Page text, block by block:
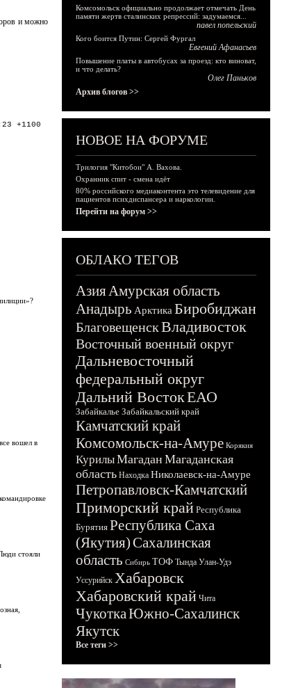
и можно
+1100
вошел в
стояли
Комсомольск официально продолжает отмечать День
памяти жертв сталинских репрессий: задумаемся...
павел попельский
Кого боится Путин: Сергей Фургал
Евгений Афанасьев
Повышение платы в автобусах за проезд: кто виноват,
и что делать?
Олег Паньков
Архив блогов >>
НОВОЕ НА ФОРУМЕ
Трилогия "Китобои" А. Вахова.
Охранник спит - смена идёт
80% российского медиаконтента это телевидение для
пациентов психдиспансера и наркологии.
Перейти на форум >>
ОБЛАКО ТЕГОВ
АзияАмурская область
Анадырь Арктика Биробиджан
БлаговещенскВладивосток
Восточный военный округ
Дальневосточный
федеральный округ
Дальний ВостокЕАО
Забайкалье Забайкальский край
Камчатский край
Комсомольск-на-Амуре Корякия
КурилыМагадан Магаданская
область Находка Николаевск-на-Амуре
Петропавловск-Камчатский
Приморский край Республика
Бурятия Республика Саха
(Якутия)Сахалинская
область Сибирь ТОФ Тында Улан-Удэ
Уссурийск Хабаровск
Хабаровский край Чита
ЧукоткаЮжно-Сахалинск
Якутск
Все теги >>